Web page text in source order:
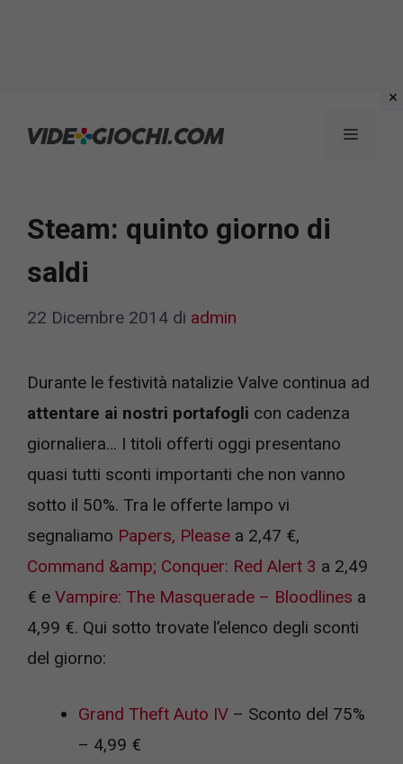
Menu
Steam: quinto giorno di
saldi
22 Dicembre 2014 di admin
Durante le festività natalizie Valve continua ad
attentare ai nostri portafogli con cadenza
giornaliera… I titoli offerti oggi presentano
quasi tutti sconti importanti che non vanno
sotto il 50%. Tra le offerte lampo vi
segnaliamo Papers, Please a 2,47 €,
Command &amp; Conquer: Red Alert 3 a 2,49
€ e Vampire: The Masquerade – Bloodlines a
4,99 €. Qui sotto trovate l’elenco degli sconti
del giorno:
Grand Theft Auto IV – Sconto del 75%
– 4,99 €